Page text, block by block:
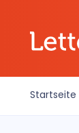
Startseite